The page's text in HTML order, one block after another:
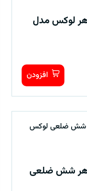
لوکس مدل
افزودن
شش ضلعی